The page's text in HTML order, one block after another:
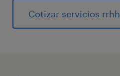
Cotizar servicios rrhh